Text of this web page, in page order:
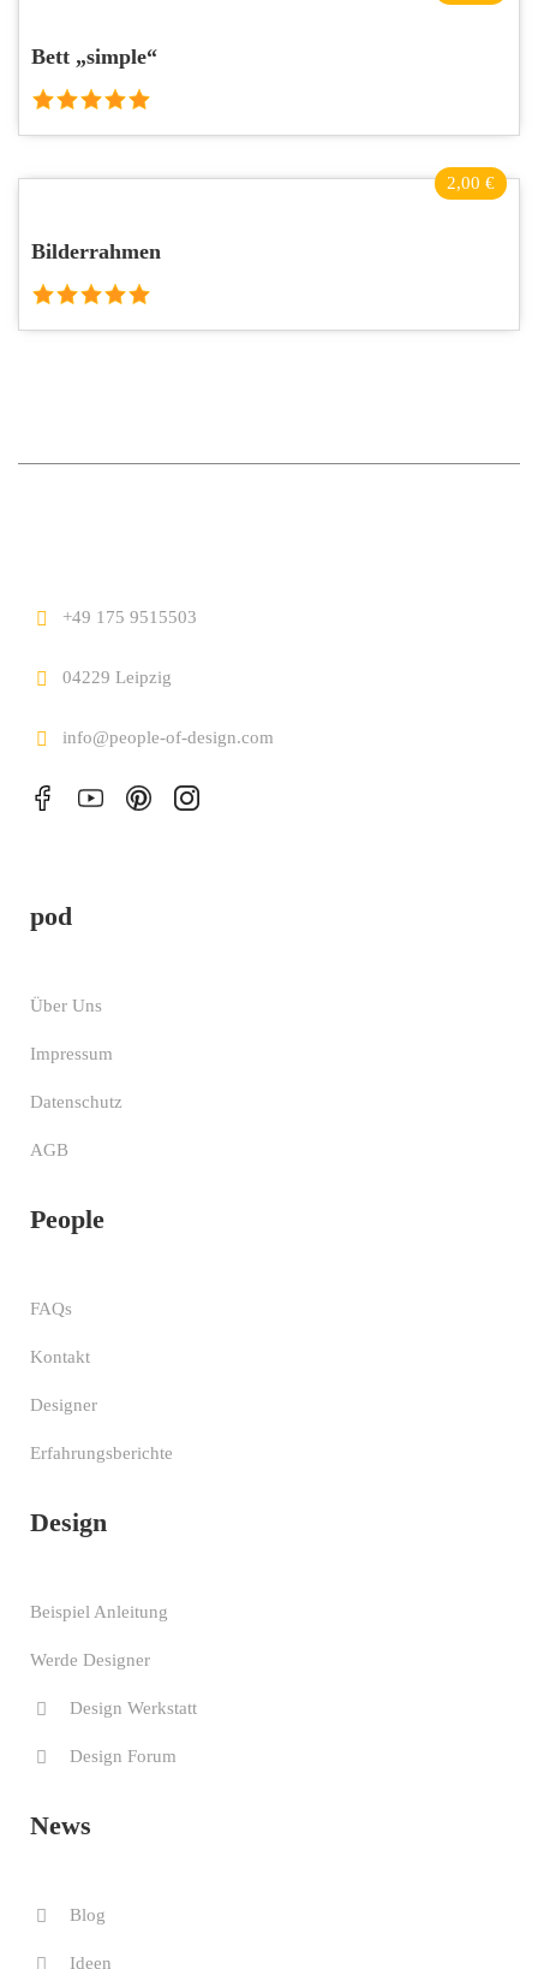
Bett „simple“
2,00 €
Bilderrahmen
+49 175 9515503
04229 Leipzig
info@people-of-design.com
pod
Über Uns
Impressum
Datenschutz
AGB
People
FAQs
Kontakt
Designer
Erfahrungsberichte
Design
Beispiel Anleitung
Werde Designer
Design Werkstatt
Design Forum
News
Blog
Ideen